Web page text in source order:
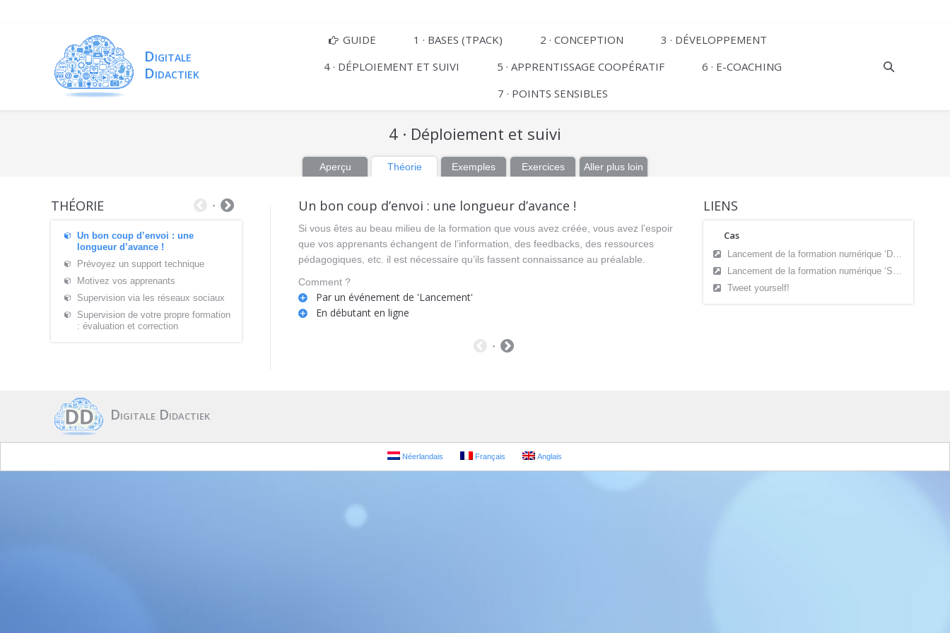
GUIDE 1 · BASES (TPACK) 2 · CONCEPTION
3 · DÉVELOPPEMENT
4 · DÉPLOIEMENT ET SUIVI
5 · APPRENTISSAGE COOPÉRATIF
6 · E-COACHING
7 · POINTS SENSIBLES
4 · Déploiement et suivi
Aperçu Théorie Exemples Exercices Aller plus loin
Un bon coup d’envoi : une longueur d’avance !
Si vous êtes au beau milieu de la formation que vous avez créée, vous avez l’espoir
que vos apprenants échangent de l’information, des feedbacks, des ressources
pédagogiques, etc. il est nécessaire qu’ils fassent connaissance au préalable.
Comment ?
Par un événement de 'Lancement'
En débutant en ligne
LIENS
Cas
Lancement de la formation numérique ‘Didactique du numérique’
Lancement de la formation numérique ‘Start2Blend’ (Karel de Grote Hogeschool)
Tweet yourself!
THÉORIE
Un bon coup d’envoi : une
longueur d’avance !
Prévoyez un support technique
Motivez vos apprenants
Supervision via les réseaux sociaux
Supervision de votre propre formation
: évaluation et correction
Digitale Didactiek
Néerlandais Français Anglais